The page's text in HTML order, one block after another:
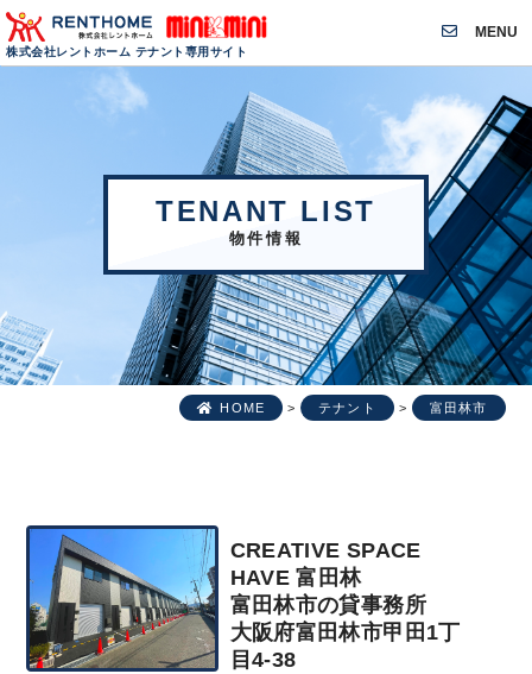
株式会社レントホーム テナント専用サイト
MENU
TENANT LIST
物件情報
HOME > テナント > 富田林市
CREATIVE SPACE
HAVE 富田林
富田林市の貸事務所
大阪府富田林市甲田1丁
目4-38